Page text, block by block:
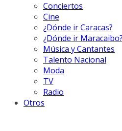
Conciertos
Cine
¿Dónde ir Caracas?
¿Dónde ir Maracaibo?
Música y Cantantes
Talento Nacional
Moda
TV
Radio
Otros